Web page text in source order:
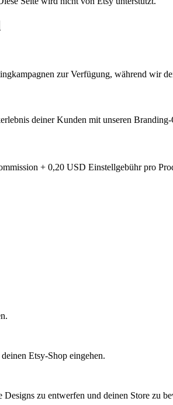
zur Verfügung, während wir
deiner Kunden mit unseren
+ 0,20 USD Einstellgebühr pro
Etsy-Shop eingehen.
zu entwerfen und deinen Store zu